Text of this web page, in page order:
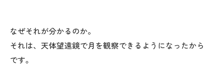
なぜそれが分かるのか。
それは、天体望遠鏡で月を観察できるようになったから
です。